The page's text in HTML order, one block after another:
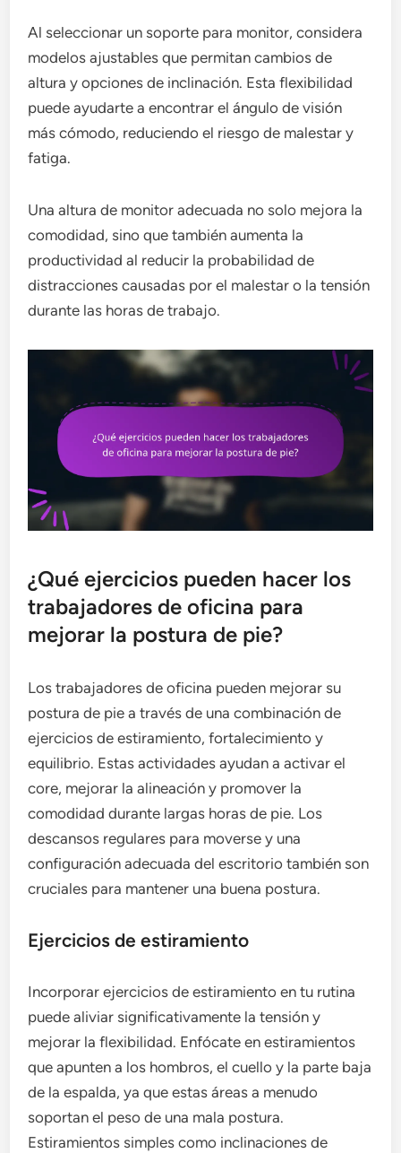
Al seleccionar un soporte para monitor, considera
modelos ajustables que permitan cambios de
altura y opciones de inclinación. Esta flexibilidad
puede ayudarte a encontrar el ángulo de visión
más cómodo, reduciendo el riesgo de malestar y
fatiga.
Una altura de monitor adecuada no solo mejora la
comodidad, sino que también aumenta la
productividad al reducir la probabilidad de
distracciones causadas por el malestar o la tensión
durante las horas de trabajo.
¿Qué ejercicios pueden hacer los
trabajadores de oficina para
mejorar la postura de pie?
Los trabajadores de oficina pueden mejorar su
postura de pie a través de una combinación de
ejercicios de estiramiento, fortalecimiento y
equilibrio. Estas actividades ayudan a activar el
core, mejorar la alineación y promover la
comodidad durante largas horas de pie. Los
descansos regulares para moverse y una
configuración adecuada del escritorio también son
cruciales para mantener una buena postura.
Ejercicios de estiramiento
Incorporar ejercicios de estiramiento en tu rutina
puede aliviar significativamente la tensión y
mejorar la flexibilidad. Enfócate en estiramientos
que apunten a los hombros, el cuello y la parte baja
de la espalda, ya que estas áreas a menudo
soportan el peso de una mala postura.
Estiramientos simples como inclinaciones de